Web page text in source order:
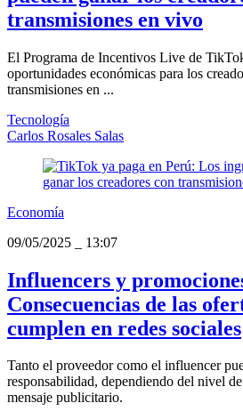
transmisiones en vivo
El Programa de Incentivos Live de
oportunidades económicas para los
transmisiones en ...
Tecnología
Carlos Rosales Salas
Economía
09/05/2025
13:07
Influencers y
Consecuencias de las
cumplen en redes sociales
Tanto el proveedor como el influencer
responsabilidad, dependiendo del nivel
mensaje publicitario.